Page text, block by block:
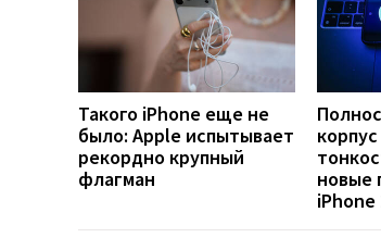
Такого iPhone еще не
было: Apple испытывает
рекордно крупный
флагман
новые
iPhone